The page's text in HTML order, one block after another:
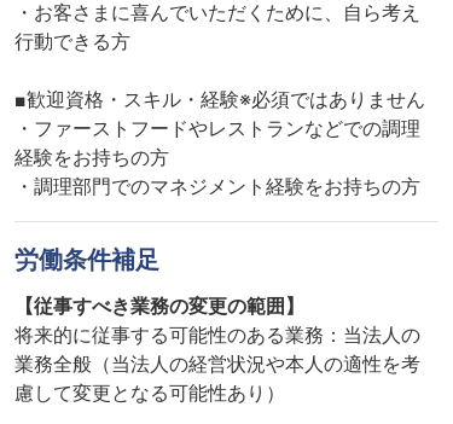
・お客さまに喜んでいただくために、自ら考え
行動できる方
■歓迎資格・スキル・経験※必須ではありません
・ファーストフードやレストランなどでの調理
経験をお持ちの方
・調理部門でのマネジメント経験をお持ちの方
労働条件補足
【従事すべき業務の変更の範囲】
将来的に従事する可能性のある業務：当法人の
業務全般（当法人の経営状況や本人の適性を考
慮して変更となる可能性あり）